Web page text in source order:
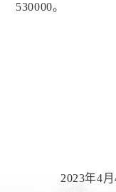
530000。
2023年4月